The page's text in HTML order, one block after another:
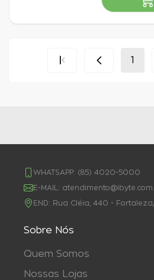
Indisponível
1
WHATSAPP: (85) 4020-5000
E-MAIL:
END: Rua Cléia, 440 -
Sobre Nós
Quem Somos
Nossas Lojas